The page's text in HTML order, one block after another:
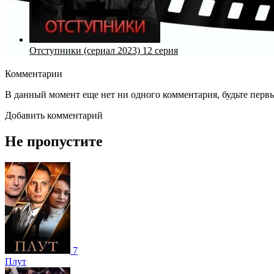
Отступники (сериал 2023) 12 серия
Комментарии
В данный момент еще нет ни одного комментария, будьте
Добавить комментарий
Не пропустите
7
Плут